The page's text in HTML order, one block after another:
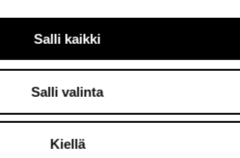
Salli kaikki
Salli valinta
Kiellä